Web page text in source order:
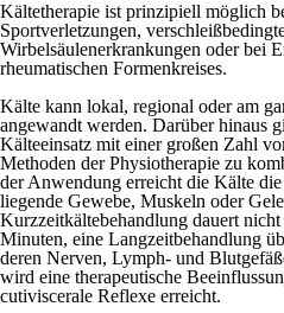
Kältetherapie ist prinzipiell möglich
Sportverletzungen,
Wirbelsäulenerkrankungen oder bei
rheumatischen Formenkreises.
Kälte kann lokal, regional oder am
angewandt werden. Darüber hinaus
Kälteeinsatz mit einer großen Zahl
Methoden der Physiotherapie zu
der Anwendung erreicht die Kälte
liegende Gewebe, Muskeln oder
Kurzzeitkältebehandlung dauert
Minuten, eine Langzeitbehandlung
deren Nerven, Lymph- und
wird eine therapeutische
cutiviscerale Reflexe erreicht.